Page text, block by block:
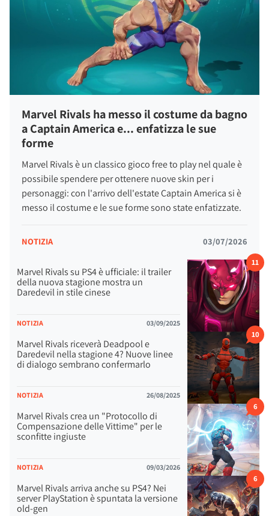
Marvel Rivals ha messo il costume da bagno
a Captain America e... enfatizza le sue
forme
Marvel Rivals è un classico gioco free to play nel quale è
possibile spendere per ottenere nuove skin per i
personaggi: con l'arrivo dell'estate Captain America si è
messo il costume e le sue forme sono state enfatizzate.
NOTIZIA 03/07/2026
Marvel Rivals su PS4 è ufficiale: il trailer
della nuova stagione mostra un
Daredevil in stile cinese
NOTIZIA 03/09/2025
11
Marvel Rivals riceverà Deadpool e
Daredevil nella stagione 4? Nuove linee
di dialogo sembrano confermarlo
NOTIZIA 26/08/2025
10
Marvel Rivals crea un "Protocollo di
Compensazione delle Vittime" per le
sconfitte ingiuste
NOTIZIA 09/03/2026
6
Marvel Rivals arriva anche su PS4? Nei
server PlayStation è spuntata la versione
old-gen
6